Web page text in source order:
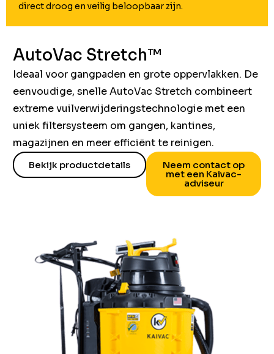
direct droog en veilig beloopbaar zijn.
AutoVac Stretch™
Ideaal voor gangpaden en grote oppervlakken. De
eenvoudige, snelle AutoVac Stretch combineert
extreme vuilverwijderingstechnologie met een
uniek filtersysteem om gangen, kantines,
magazijnen en meer efficiënt te reinigen.
Bekijk productdetails Neem contact op
met een Kaivac-
adviseur